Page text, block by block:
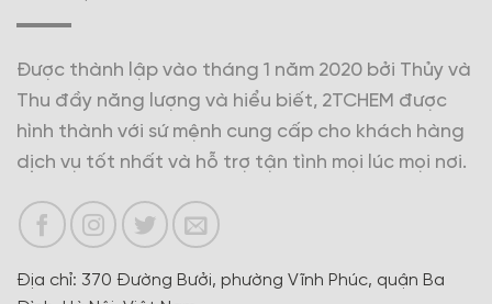
Được thành lập vào tháng 1 năm 2020 bởi Thủy và
Thu đầy năng lượng và hiểu biết, 2TCHEM được
hình thành với sứ mệnh cung cấp cho khách hàng
dịch vụ tốt nhất và hỗ trợ tận tình mọi lúc mọi nơi.
Địa chỉ: 370 Đường Bưởi, phường Vĩnh Phúc, quận Ba